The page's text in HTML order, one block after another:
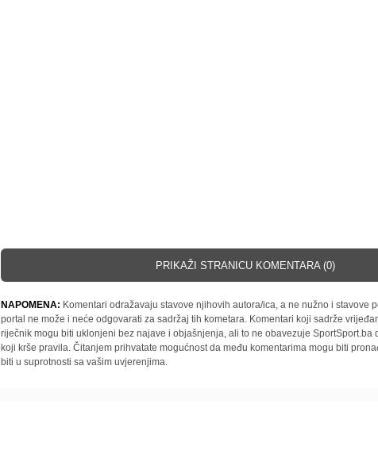
PRIKAŽI STRANICU KOMENTARA (0)
NAPOMENA: Komentari odražavaju stavove njihovih autora/ica, a ne nužno i stavove
portal ne može i neće odgovarati za sadržaj tih kometara. Komentari koji sadrže
riječnik mogu biti uklonjeni bez najave i objašnjenja, ali to ne obavezuje SportSport.ba
koji krše pravila. Čitanjem prihvatate mogućnost da među komentarima mogu biti
biti u suprotnosti sa vašim uvjerenjima.